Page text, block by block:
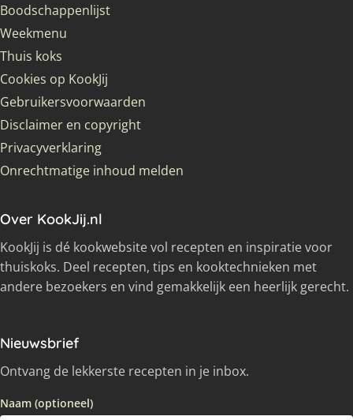
Boodschappenlijst
Weekmenu
Thuis koks
Cookies op KookJij
Gebruikersvoorwaarden
Disclaimer en copyright
Privacyverklaring
Onrechtmatige inhoud melden
Over KookJij.nl
KookJij is dé kookwebsite vol recepten en inspiratie voor
thuiskoks. Deel recepten, tips en kooktechnieken met
andere bezoekers en vind gemakkelijk een heerlijk gerecht.
Nieuwsbrief
Ontvang de lekkerste recepten in je inbox.
Naam (optioneel)